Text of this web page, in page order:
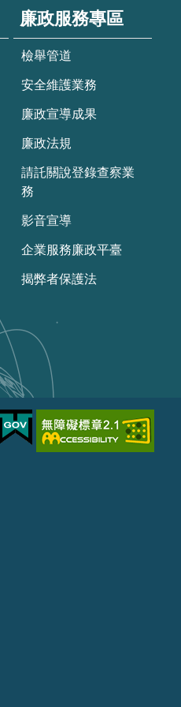
廉政服務專區
檢舉管道
安全維護業務
廉政宣導成果
廉政法規
請託關說登錄查察業
務
影音宣導
企業服務廉政平臺
揭弊者保護法